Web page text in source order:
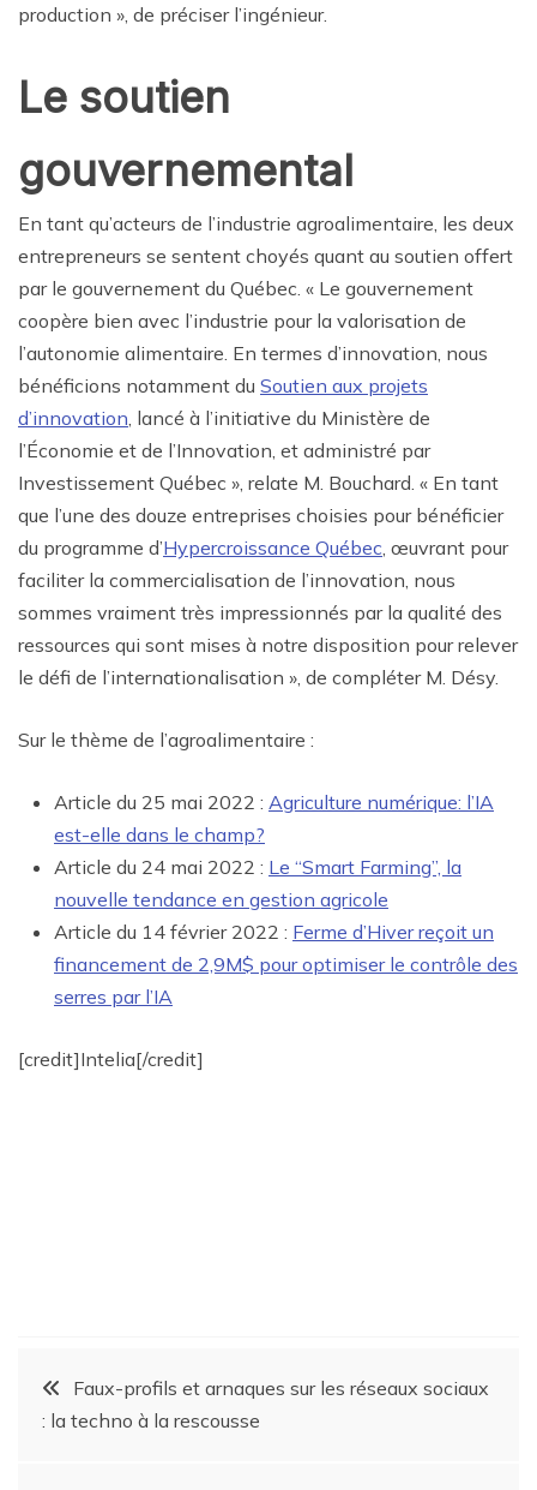
production », de préciser l’ingénieur.
Le soutien
gouvernemental
En tant qu’acteurs de l’industrie agroalimentaire, les deux
entrepreneurs se sentent choyés quant au soutien offert
par le gouvernement du Québec. « Le gouvernement
coopère bien avec l’industrie pour la valorisation de
l’autonomie alimentaire. En termes d’innovation, nous
bénéficions notamment du Soutien aux projets
d’innovation , lancé à l’initiative du Ministère de
l’Économie et de l’Innovation, et administré par
Investissement Québec », relate M. Bouchard. « En tant
que l’une des douze entreprises choisies pour bénéficier
du programme d’Hypercroissance Québec , œuvrant pour
faciliter la commercialisation de l’innovation, nous
sommes vraiment très impressionnés par la qualité des
ressources qui sont mises à notre disposition pour relever
le défi de l’internationalisation », de compléter M. Désy.
Sur le thème de l’agroalimentaire :
Article du 25 mai 2022 : Agriculture numérique: l’IA
est-elle dans le champ?
Article du 24 mai 2022 : Le “Smart Farming”, la
nouvelle tendance en gestion agricole
Article du 14 février 2022 : Ferme d’Hiver reçoit un
financement de 2,9M$ pour optimiser le contrôle des
serres par l’IA
[credit]Intelia[/credit]
Faux-profils et arnaques sur les réseaux sociaux
: la techno à la rescousse